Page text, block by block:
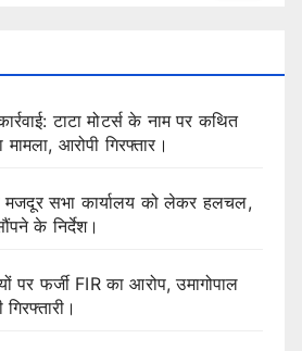
टाटा मोटर्स के नाम पर कथित
आरोपी गिरफ्तार।
मजदूर सभा कार्यालय को लेकर हलचल,
के निर्देश।
पर फर्जी FIR का आरोप, उमागोपाल